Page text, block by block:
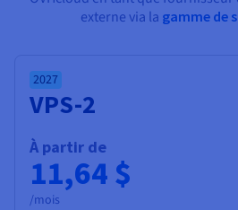
externe via la gamme de
2027
VPS-2
À partir de
11,64 $
/mois